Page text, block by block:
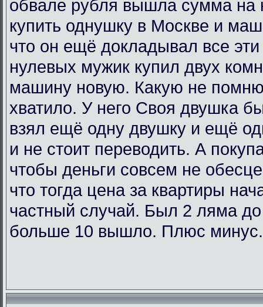
обвале рубля вышла сумма на
купить однушку в Москве и
что он ещё докладывал все
нулевых мужик купил двух
машину новую. Какую не
хватило. У него Своя двушка
взял ещё одну двушку и ещё
и не стоит переводить. А
чтобы деньги совсем не
что тогда цена за квартиры
частный случай. Был 2 ляма
больше 10 вышло. Плюс минус.